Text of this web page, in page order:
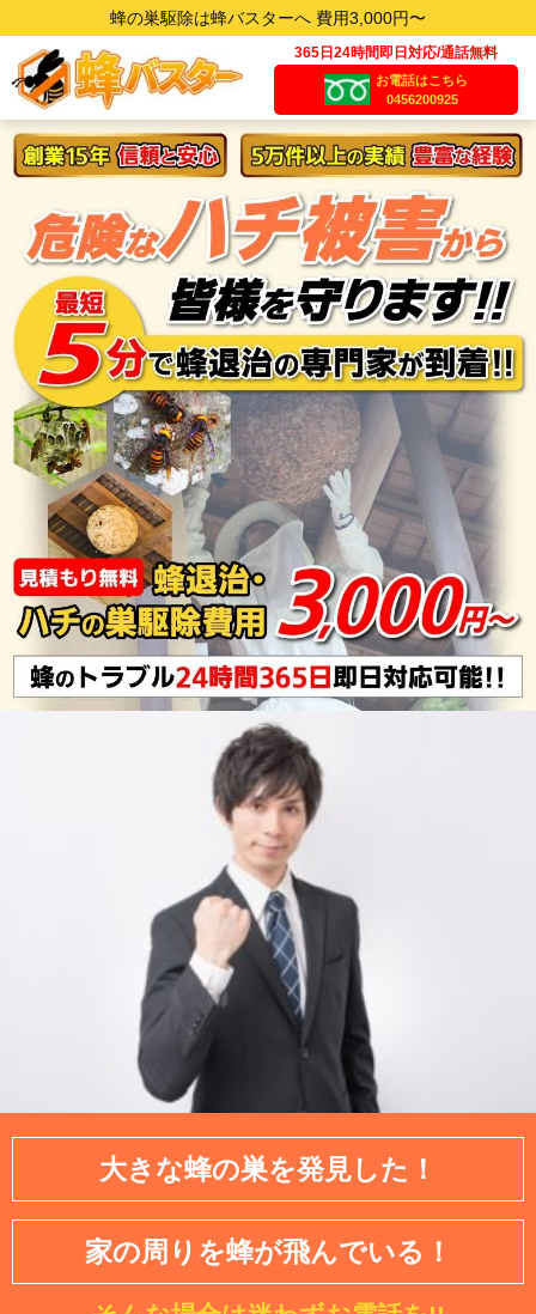
蜂の巣駆除は蜂バスターへ 費用3,000円〜
365日24時間即日対応/通話無料
お電話はこちら
0456200925
大きな蜂の巣を発見した！
家の周りを蜂が飛んでいる！